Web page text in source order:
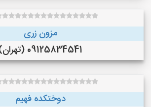
مزون زری
09125834541 (تهران)
دوختکده فهیم